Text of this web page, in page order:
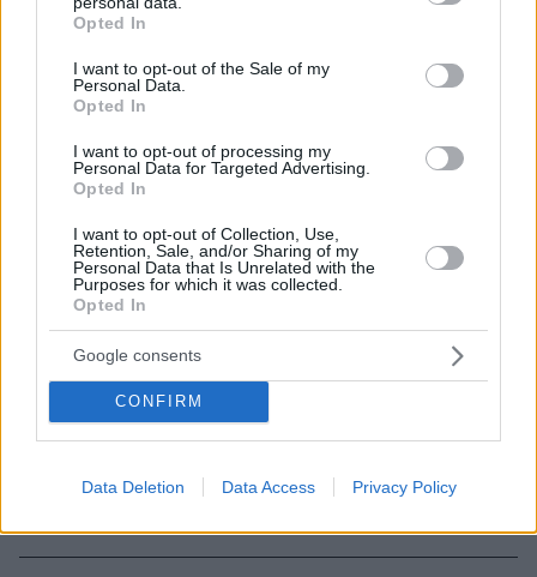
grant or deny consent to Google and its third-party tags to
use your data for below specified purposes in below Google
consent section.
Opted In
I want to opt-out of the Sale of my
Personal Data.
Opted In
I want to opt-out of processing my
Personal Data for Targeted Advertising.
Opted In
I want to opt-out of Collection, Use,
Retention, Sale, and/or Sharing of my
Personal Data that Is Unrelated with the
Purposes for which it was collected.
Opted In
Google consents
CONFIRM
Data Deletion Data Access Privacy Policy
Το «σκουλήκι του διαβόλου» που ζει 1,3 χιλιόμετρα
κάτω από τη Γη και αλλάζει όσα γνωρίζαμε για τη
08.08.2026, 08:57